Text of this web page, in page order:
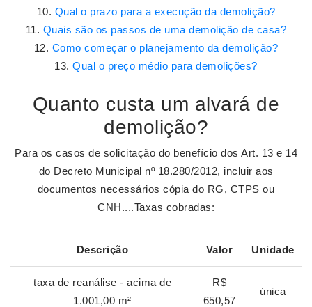
Qual o prazo para a execução da demolição?
Quais são os passos de uma demolição de casa?
Como começar o planejamento da demolição?
Qual o preço médio para demolições?
Quanto custa um alvará de
demolição?
Para os casos de solicitação do benefício dos Art. 13 e 14
do Decreto Municipal nº 18.280/2012, incluir aos
documentos necessários cópia do RG, CTPS ou
CNH....Taxas cobradas:
Descrição Valor Unidade
taxa de reanálise - acima de
1.001,00 m²
R$
650,57
única